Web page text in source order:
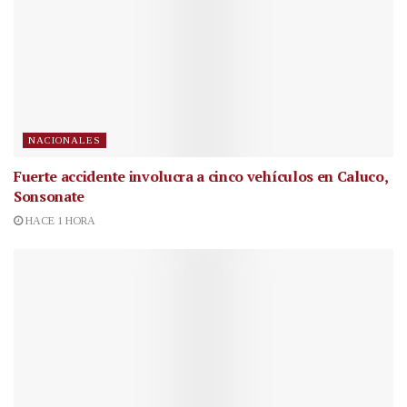
NACIONALES
Fuerte accidente involucra a cinco vehículos en Caluco,
Sonsonate
HACE 1 HORA